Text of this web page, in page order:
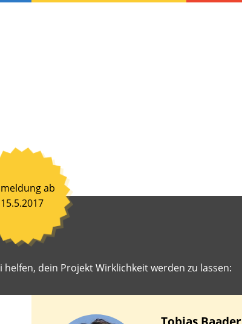
ab
15.5.2017
dein Projekt Wirklichkeit werden zu lassen: